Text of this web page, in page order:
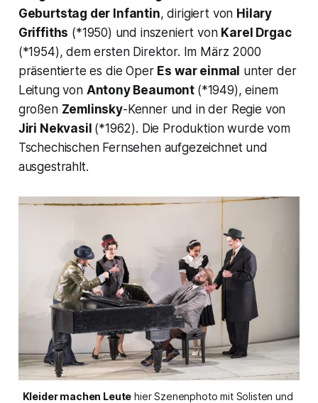
Geburtstag der Infantin, dirigiert von Hilary
Griffiths (*1950) und inszeniert von Karel Drgac
(*1954), dem ersten Direktor. Im März 2000
präsentierte es die Oper Es war einmal unter der
Leitung von Antony Beaumont (*1949), einem
großen Zemlinsky-Kenner und in der Regie von
Jiri Nekvasil (*1962). Die Produktion wurde vom
Tschechischen Fernsehen aufgezeichnet und
ausgestrahlt.
Kleider machen Leute hier Szenenphoto mit Solisten und